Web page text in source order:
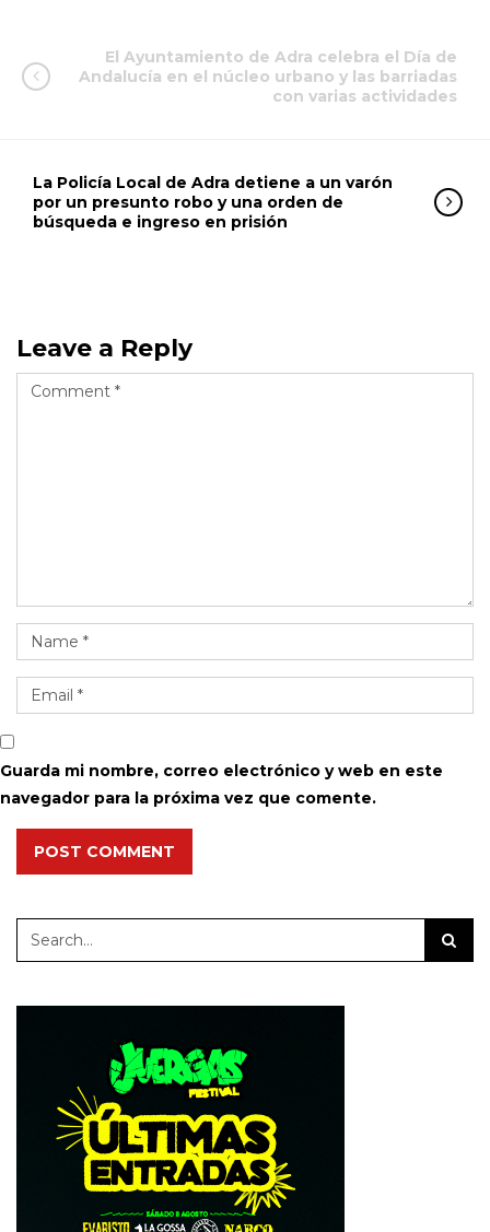
El Ayuntamiento de Adra celebra el Día de
Andalucía en el núcleo urbano y las barriadas
con varias actividades
La Policía Local de Adra detiene a un varón
por un presunto robo y una orden de
búsqueda e ingreso en prisión
Leave a Reply
Guarda mi nombre, correo electrónico y web en este
navegador para la próxima vez que comente.
POST COMMENT